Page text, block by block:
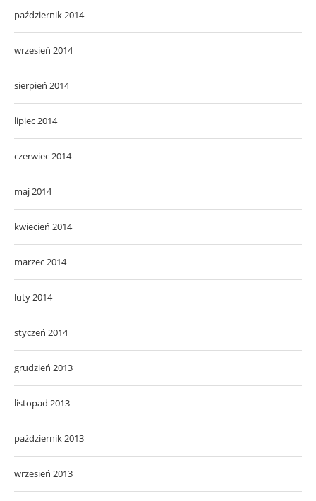
październik 2014
wrzesień 2014
sierpień 2014
lipiec 2014
czerwiec 2014
maj 2014
kwiecień 2014
marzec 2014
luty 2014
styczeń 2014
grudzień 2013
listopad 2013
październik 2013
wrzesień 2013